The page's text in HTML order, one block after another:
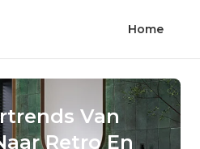
Home
Van
Retro En